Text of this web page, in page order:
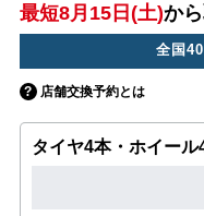
最短8月15日(土)か
全国
店舗交換予約とは
タイヤ4本・ホイール